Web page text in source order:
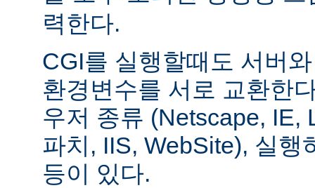
력한다.
CGI를 실행할때도 서버
환경변수를 서로 교환한
우저 종류 (Netscape, IE,
파치, IIS, WebSite), 실행
등이 있다.